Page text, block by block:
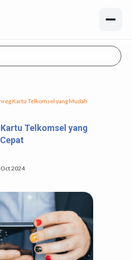
Kartu Telkomsel yang Mudah
Telkomsel yang
2024